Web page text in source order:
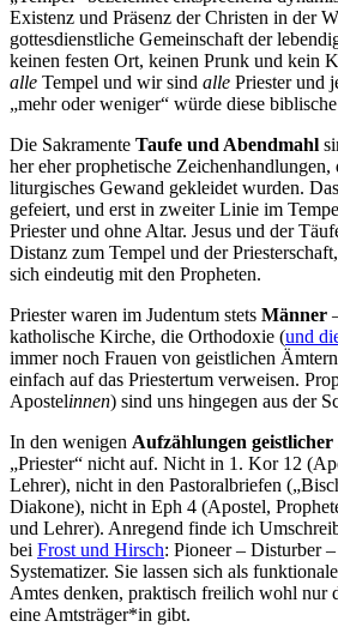
Existenz und Präsenz der Christen in der
gottesdienstliche Gemeinschaft der
keinen festen Ort, keinen Prunk und kein
alle Tempel und wir sind alle Priester und
„mehr oder weniger“ würde diese
Die Sakramente Taufe und Abendmahl
her eher prophetische
liturgisches Gewand gekleidet wurden.
gefeiert, und erst in zweiter Linie im
Priester und ohne Altar. Jesus und der
Distanz zum Tempel und der
sich eindeutig mit den Propheten.
Priester waren im Judentum stets Männer
katholische Kirche, die Orthodoxie (und
immer noch Frauen von geistlichen
einfach auf das Priestertum verweisen.
Apostelinnen) sind uns hingegen aus der
In den wenigen Aufzählungen
„Priester“ nicht auf. Nicht in 1. Kor 12
Lehrer), nicht in den Pastoralbriefen
Diakone), nicht in Eph 4 (Apostel,
und Lehrer). Anregend finde ich
bei Frost und Hirsch: Pioneer – Disturber
Systematizer. Sie lassen sich als
Amtes denken, praktisch freilich wohl nur
eine Amtsträger*in gibt.